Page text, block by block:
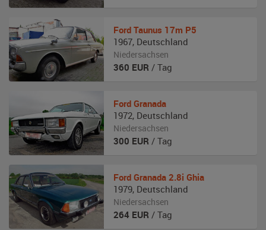
Ford Taunus 17m P5
1967, Deutschland
Niedersachsen
360 EUR / Tag
Ford Granada
1972, Deutschland
Niedersachsen
300 EUR / Tag
Ford Granada 2.8i Ghia
1979, Deutschland
Niedersachsen
264 EUR / Tag